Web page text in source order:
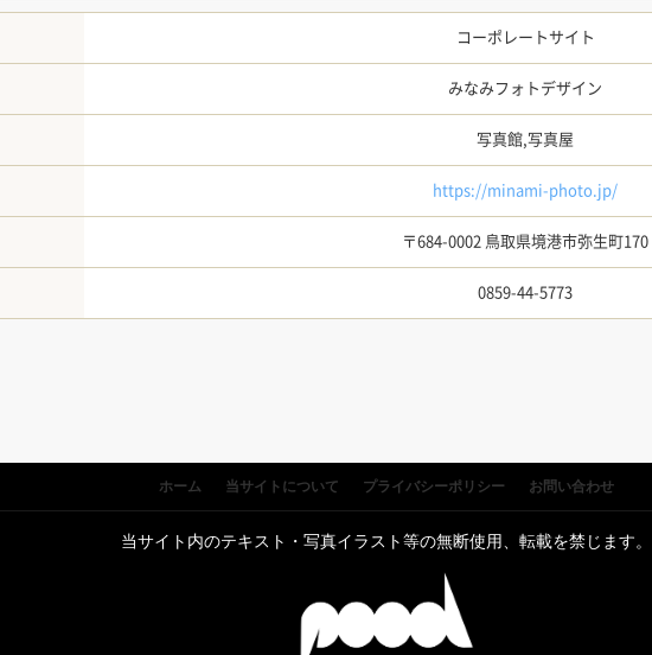
コーポレートサイト
みなみフォトデザイン
写真館,写真屋
https://minami-photo.jp/
〒684-0002 鳥取県境港市弥生町170
0859-44-5773
ホーム 当サイトについて プライバシーポリシー お問い合わせ
当サイト内のテキスト・写真イラスト等の無断使用、転載を禁じます。